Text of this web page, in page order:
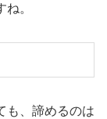
。
も、諦めるのは